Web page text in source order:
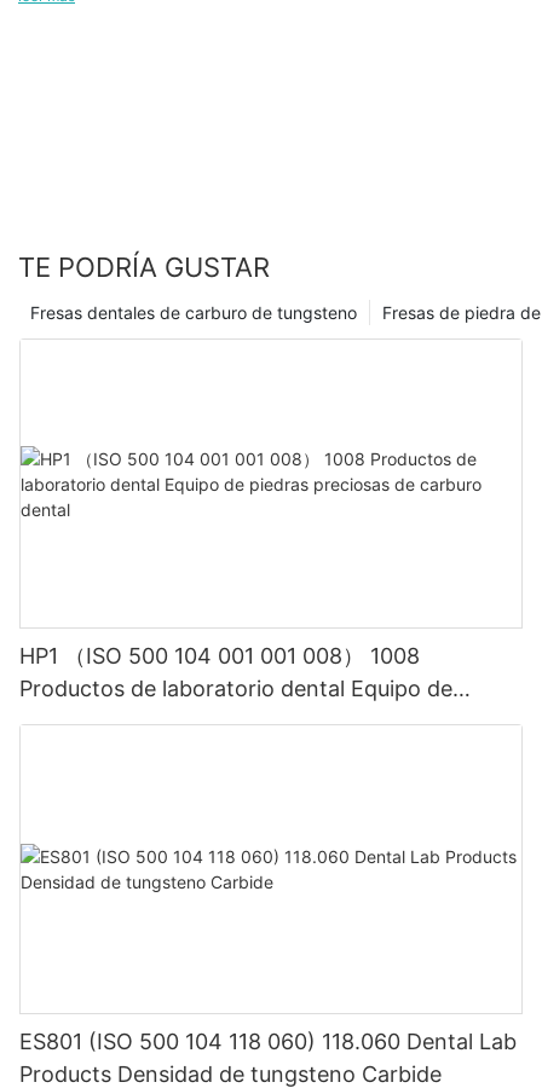
TE PODRÍA GUSTAR
Fresas de piedra
Fresas dentales de carburo de tungsteno
HP1 （ISO 500 104 001 001 008） 1008
Productos de laboratorio dental Equipo de
piedras preciosas de carburo dental
ES801 (ISO 500 104 118 060) 118.060 Dental Lab
Products Densidad de tungsteno Carbide